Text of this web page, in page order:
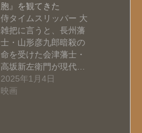
胞』を観てきた
侍タイムスリッパー 大
雑把に言うと、長州藩
士・山形彦九郎暗殺の
命を受けた会津藩士・
高坂新左衛門が現代…
2025年1月4日
映画